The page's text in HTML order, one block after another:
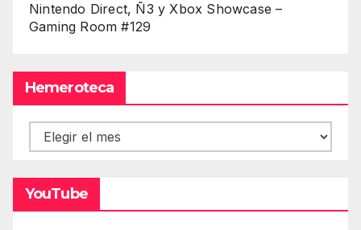
Nintendo Direct, Ñ3 y Xbox Showcase –
Gaming Room #129
Hemeroteca
Hemeroteca
YouTube